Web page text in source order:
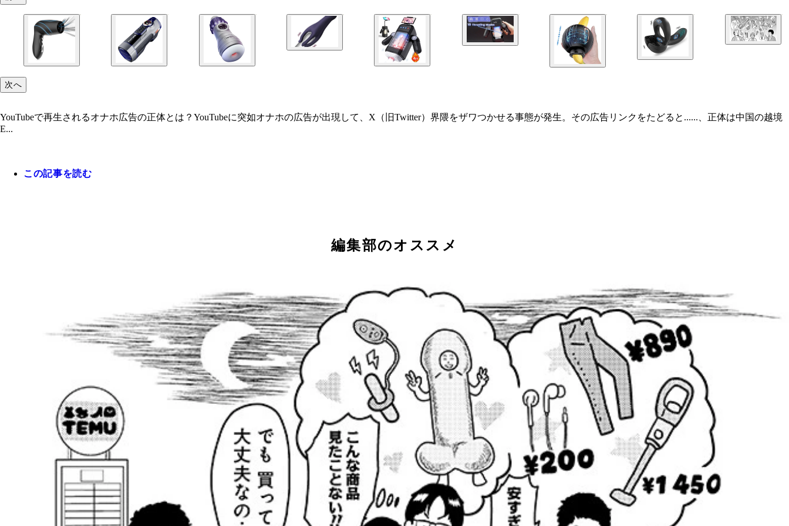
男性用マッサージバイブレーター 812円
YouTubeで再生されるオナホ広告の正体とは？
次へ
YouTubeで再生されるオナホ広告の正体とは？YouTubeに突如オナホの広告が出現して、X（旧Twitter）界隈をザワつかせる事態が発生。その広告リンクをたどると......、正体は中国の越境
E...
この記事を読む
編集部のオススメ